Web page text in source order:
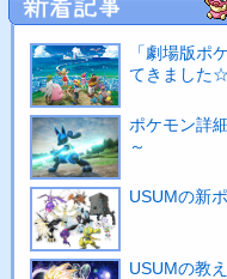
「劇場版ポ
てきました☆
ポケモン詳
～
USUMの新
USUMの教